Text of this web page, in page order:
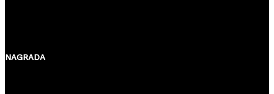
NAGRADA